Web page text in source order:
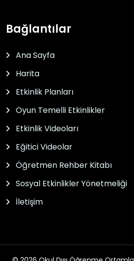
Bağlantılar
Ana Sayfa
Harita
Etkinlik Planları
Oyun Temelli Etkinlikler
Etkinlik Videoları
Eğitici Videolar
Öğretmen Rehber Kitabı
Sosyal Etkinlikler Yönetmeliği
İletişim